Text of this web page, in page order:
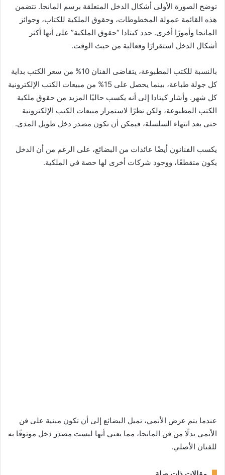
توضح الصورة الأولى أشكال الدخل المتعلقة برسم المانجا. تتضمن
هذه القائمة عمولة المخطوطات، وحقوق الملكية للكتاب، وجوائز
المانجا وأمورًا أخرى. حدد كيتادا “حقوق الملكية” على أنها أكثر
أشكال الدخل استقرارًا وفعالية من حيث الوقت.
بالنسبة للكتب المطبوعة، يتقاضى الفنان 10% من سعر الكتب بداية
كل جولة طباعة، بينما يحصل على 15% من مبيعات الكتب الإلكترونية
كل شهر. وأشار كيتادا إلى أنه يكسب حاليًا المزيد من حقوق ملكية
الكتب المطبوعة، ولكن نظرًا لاستمرار مبيعات الكتب الإلكترونية
حتى بعد انتهاء السلسلة، فيمكن أن تكون مصدر دخل طويل المدى.
يكسب الفنانون أيضًا عائدات من البضائع، على الرغم من أن الدخل
يكون متقطعًا، ووجود شركات أخرى لها حصة في الملكية.
عندما يتم عرض الأنمي، تميل البضائع إلى أن تكون مبنية على فن
الأنمي بدلًا من فن المانجا، مما يعني أنها ليست مصدر دخل موثوقًا به
للفنان الأصلي.